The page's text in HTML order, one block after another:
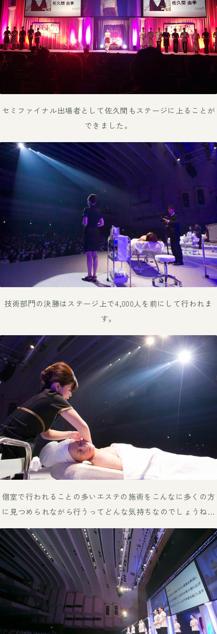
セミファイナル出場者として佐久間も ステージに上ることが
できました。
技術部門の決勝はステージ上で4,000人を前にして行われま
す。
個室で行われることの多いエステの施術を こんなに多くの方
に見つめられながら行うってどんな気持ちなのでしょうね…